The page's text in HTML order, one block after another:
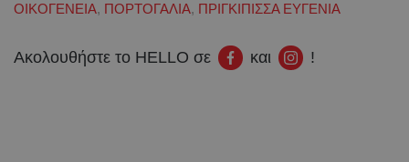
ΟΙΚΟΓΕΝΕΙΑ, ΠΟΡΤΟΓΑΛΙΑ, ΠΡΙΓΚΙΠΙΣΣΑ ΕΥΓΕΝΙΑ
Ακολουθήστε το HELLO σε και !